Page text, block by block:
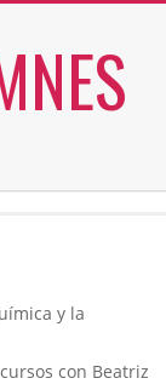
y la
con Beatriz